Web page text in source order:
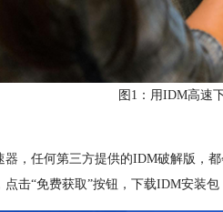
图1：用IDM高速
器 ，任何第三方提供的IDM破解版，
击“免费获取”按钮，下载IDM安装